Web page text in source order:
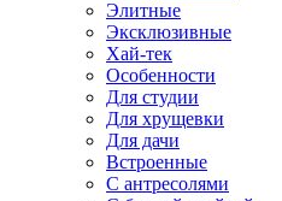
Элитные
Эксклюзивные
Хай-тек
Особенности
Для студии
Для хрущевки
Для дачи
Встроенные
С антресолями